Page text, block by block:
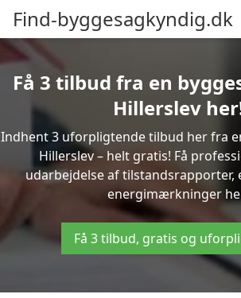
Find-byggesagkyndig.dk
Få 3 tilbud fra en
Hillerslev
Indhent 3 uforpligtende tilbud her fra
Hillerslev – helt gratis! Få
udarbejdelse af tilstandsrapporter,
energimærkninger
Få 3 tilbud, gratis og